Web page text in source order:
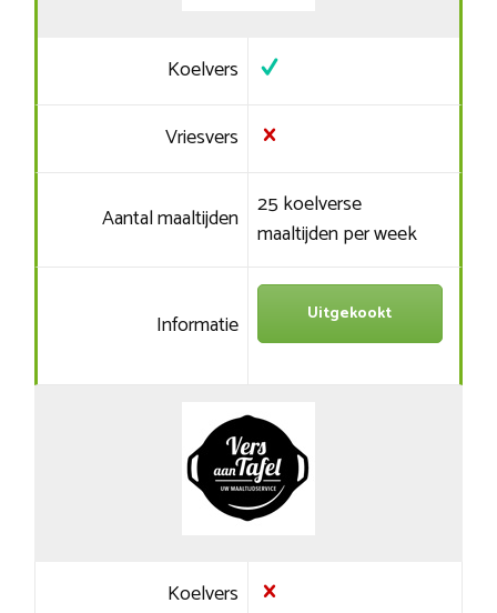
Koelvers
Vriesvers
Aantal maaltijden 25 koelverse
maaltijden per week
Informatie Uitgekookt
Koelvers